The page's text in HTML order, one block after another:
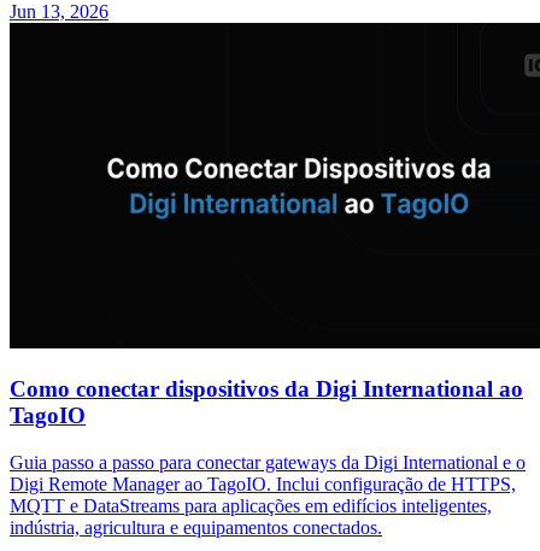
Jun 13, 2026
Como conectar dispositivos da Digi International ao
TagoIO
Guia passo a passo para conectar gateways da Digi International e o
Digi Remote Manager ao TagoIO. Inclui configuração de HTTPS,
MQTT e DataStreams para aplicações em edifícios inteligentes,
indústria, agricultura e equipamentos conectados.